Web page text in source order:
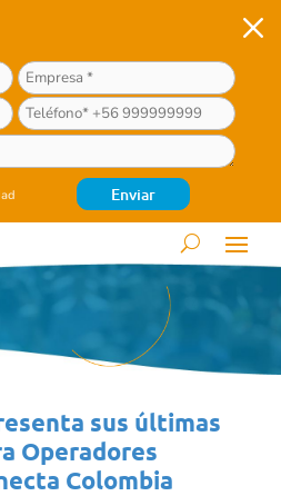
M
sus últimas
Operadores
Colombia